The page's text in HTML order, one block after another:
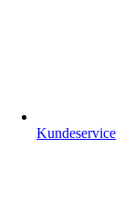
Kundeservice